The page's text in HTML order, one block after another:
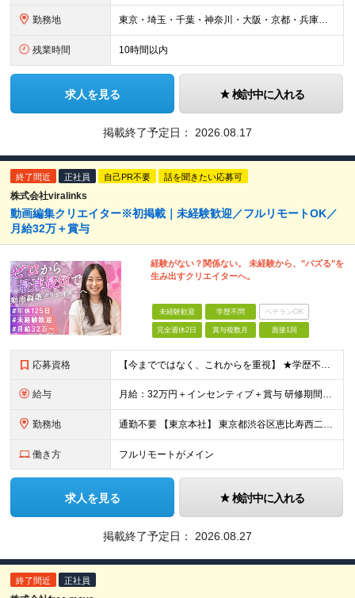
勤務地 東京・埼玉・千葉・神奈川・大阪・京都・兵庫・奈良・福岡・熊本を中心とした就業先 ◎勤務地はご希望を最大限考慮します。 ◎希望に沿わない転勤はありませんのでご安心ください。 ◎無期雇用派遣での勤務となり
残業時間 10時間以内
求人を見る 検討中に入れる
掲載終了予定日： 2026.08.17
終了間近 正社員 自己PR不要 話を聞きたい応募可
株式会社viralinks
動画編集クリエイター※初掲載｜未経験歓迎／フルリモートOK／
月給32万＋賞与
経験がない？関係ない。 未経験から、"バズる"を
生み出すクリエイターへ。
未経験歓迎 学歴不問 ベテランOK
完全週休2日 賞与複数月 面接1回
応募資格 【今までではなく、これからを重視】 ★学歴不問 ★職種未経験歓迎 ★業種未経験歓迎 ★社会人未経験歓迎 ★第二新卒歓迎 ★ブランクOK ★動画編集・デザイン制作の勉強を独学でしている方など ※基礎的
給与 月給：32万円＋インセンティブ＋賞与 研修期間中：月給25万円～ ＼ 頑張りはしっかり評価！ ／ 研修期間中でも、スキルの習得状況や成果に応じて月給27万円へ昇給が可能です。 【研修期間】 期
勤務地 通勤不要 【東京本社】 東京都渋谷区恵比寿西二丁目8番4号 EX恵比寿西ビル5階
働き方 フルリモートがメイン
求人を見る 検討中に入れる
掲載終了予定日： 2026.08.27
終了間近 正社員